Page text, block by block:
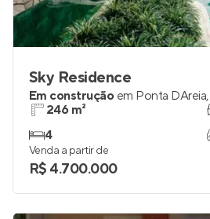
Sky Residence
Em construção em Ponta DAreia
246 m²
4
Venda a partir de
R$ 4.700.000